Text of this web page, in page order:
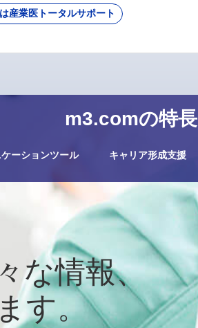
m3.comの特長
ーションツール キャリア形成支援
産業医トータルサポート
な情報、
す。